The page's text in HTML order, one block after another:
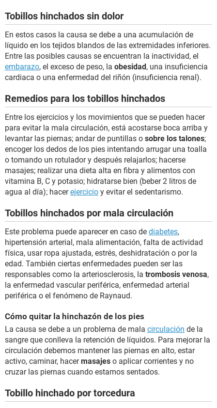
Tobillos hinchados sin dolor
En estos casos la causa se debe a una acumulación de
líquido en los tejidos blandos de las extremidades inferiores.
Entre las posibles causas se encuentran la inactividad, el
embarazo, el exceso de peso, la obesidad, una insuficiencia
cardiaca o una enfermedad del riñón (insuficiencia renal).
Remedios para los tobillos hinchados
Entre los ejercicios y los movimientos que se pueden hacer
para evitar la mala circulación, está acostarse boca arriba y
levantar las piernas; andar de puntillas o sobre los talones;
encoger los dedos de los pies intentando arrugar una toalla
o tomando un rotulador y después relajarlos; hacerse
masajes; realizar una dieta alta en fibra y alimentos con
vitamina B, C y potasio; hidratarse bien (beber 2 litros de
agua al día); hacerejercicio y evitar el sedentarismo.
Tobillos hinchados por mala circulación
Este problema puede aparecer en caso de diabetes,
hipertensión arterial, mala alimentación, falta de actividad
física, usar ropa ajustada, estrés, deshidratación o por la
edad. También ciertas enfermedades pueden ser las
responsables como la arteriosclerosis, la trombosis venosa,
la enfermedad vascular periférica, enfermedad arterial
periférica o el fenómeno de Raynaud.
Cómo quitar la hinchazón de los pies
La causa se debe a un problema de mala circulación de la
sangre que conlleva la retención de líquidos. Para mejorar la
circulación debemos mantener las piernas en alto, estar
activo, caminar, hacermasajes o aplicar corrientes y no
cruzar las piernas cuando estamos sentados.
Tobillo hinchado por torcedura